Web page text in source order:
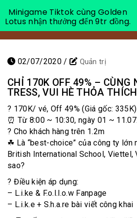
02/07/2020 / Quản trị
CHỈ 170K OFF 49% – CÙNG
TRESS, VUI HÈ THỎA THÍCH
? 170K/ vé, Off 49% (Giá gốc: 335K)
⏰ Từ 8:00 ~ 10:30, ngày 01 ~
? Cho khách hàng trên 1.2m
☘ Là “best-choice” của công ty lớn
British International School, Viettel,
sao?
? Điều kiện áp dụng:
– L.i.ke & F.o.l.l.o.w Fanpage
– L.i.k.e + S.h.a.re bài viết công khai
Minigame Tiktok cùng Golden
Lotus nhận thưởng đến 9tr đồng.